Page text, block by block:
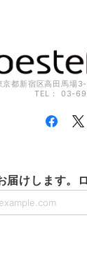
京都新宿区高田馬場
TEL： 03-
けします。